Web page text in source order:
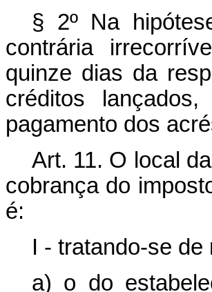
§ 2º Na
contrária
quinze dias da
créditos
pagamento dos
Art. 11. O local
cobrança do
é:
I - tratando-se
a) o do